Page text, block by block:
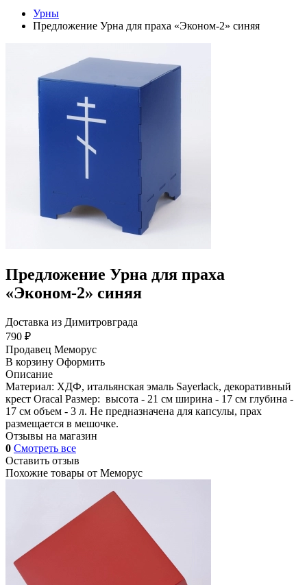
Урны
Предложение Урна для праха «Эконом-2» синяя
Предложение Урна для праха
«Эконом-2» синяя
Доставка из Димитровграда
790 ₽
Продавец Меморус
В корзину Оформить
Описание
Материал: ХДФ, итальянская эмаль Sayerlack, декоративный
крест Oracal Размер: высота - 21 см ширина - 17 см глубина -
17 см объем - 3 л. Не предназначена для капсулы, прах
размещается в мешочке.
Отзывы на магазин
0 Смотреть все
Оставить отзыв
Похожие товары от Меморус